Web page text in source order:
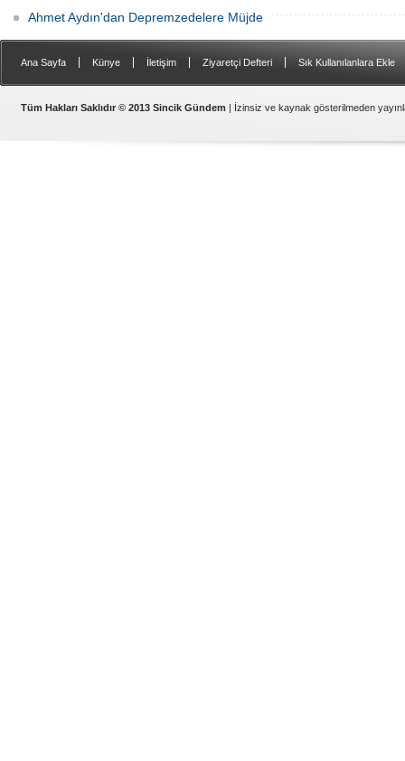
Ahmet Aydın'dan Depremzedelere Müjde
Ana Sayfa Künye İletişim Ziyaretçi Defteri
Sık Kullanılanlara Ekle
Tüm Hakları Saklıdır © 2013 Sincik Gündem | İzinsiz ve kaynak gösterilmeden